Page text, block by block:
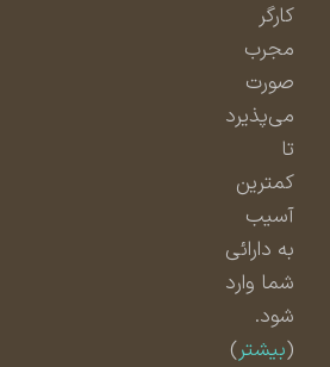
مجرب
صورت
می‌پذیرد
کمترین
آسیب
به دارائی
شما وارد
شود.
بیشتر)